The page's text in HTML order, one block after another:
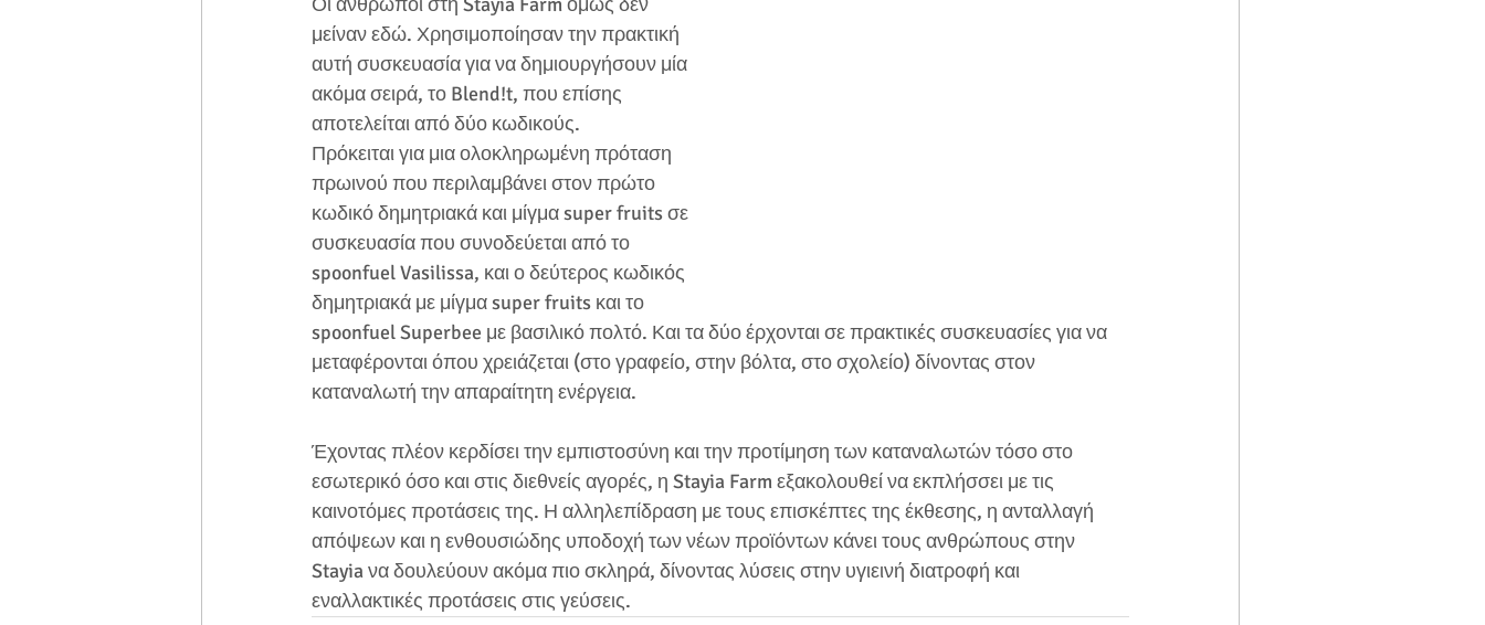
μείναν εδώ. Χρησιμοποίησαν την πρακτική
αυτή συσκευασία για να δημιουργήσουν μία
ακόμα σειρά, το Blend!t, που επίσης
αποτελείται από δύο κωδικούς.
Πρόκειται για μια ολοκληρωμένη πρόταση
πρωινού που περιλαμβάνει στον πρώτο
κωδικό δημητριακά και μίγμα super fruits σε
συσκευασία που συνοδεύεται από το
spoonfuel Vasilissa, και ο δεύτερος κωδικός
δημητριακά με μίγμα super fruits και το
spoonfuel Superbee με βασιλικό πολτό. Και τα δύο έρχονται σε πρακτικές συσκευασίες για να
μεταφέρονται όπου χρειάζεται (στο γραφείο, στην βόλτα, στο σχολείο) δίνοντας στον
καταναλωτή την απαραίτητη ενέργεια.
Έχοντας πλέον κερδίσει την εμπιστοσύνη και την προτίμηση των καταναλωτών τόσο στο
εσωτερικό όσο και στις διεθνείς αγορές, η Stayia Farm εξακολουθεί να εκπλήσσει με τις
καινοτόμες προτάσεις της. Η αλληλεπίδραση με τους επισκέπτες της έκθεσης, η ανταλλαγή
απόψεων και η ενθουσιώδης υποδοχή των νέων προϊόντων κάνει τους ανθρώπους στην
Stayia να δουλεύουν ακόμα πιο σκληρά, δίνοντας λύσεις στην υγιεινή διατροφή και
εναλλακτικές προτάσεις στις γεύσεις.